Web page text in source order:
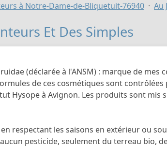
à Notre-Dame-de-Bliquetuit-76940 Au
Et Des Simples
(déclarée à l'ANSM) : marque de mes
de ces cosmétiques sont
Hysope à Avignon. Les produits sont mis
respectant les saisons en extérieur ou
pesticide, seulement du terreau bio,